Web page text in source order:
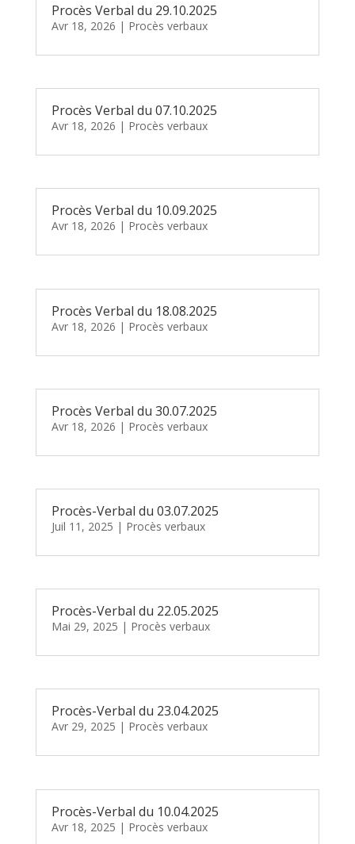
Procès Verbal du 29.10.2025
Avr 18, 2026 | Procès verbaux
Procès Verbal du 07.10.2025
Avr 18, 2026 | Procès verbaux
Procès Verbal du 10.09.2025
Avr 18, 2026 | Procès verbaux
Procès Verbal du 18.08.2025
Avr 18, 2026 | Procès verbaux
Procès Verbal du 30.07.2025
Avr 18, 2026 | Procès verbaux
Procès-Verbal du 03.07.2025
Juil 11, 2025 | Procès verbaux
Procès-Verbal du 22.05.2025
Mai 29, 2025 | Procès verbaux
Procès-Verbal du 23.04.2025
Avr 29, 2025 | Procès verbaux
Procès-Verbal du 10.04.2025
Avr 18, 2025 | Procès verbaux